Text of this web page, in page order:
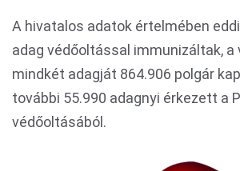
A hivatalos adatok értelmében
adag védőoltással immunizáltak, a
mindkét adagját 864.906 polgár
további 55.990 adagnyi érkezett a
védőoltásából.